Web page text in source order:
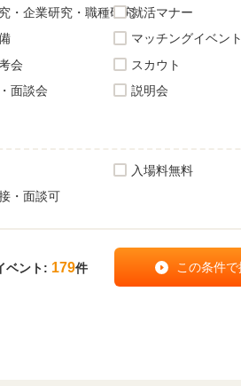
・企業研究・職種研究就活マナー
マッチングイベント
会
スカウト
面談会
説明会
入場料無料
・面談可
ベント: 179件